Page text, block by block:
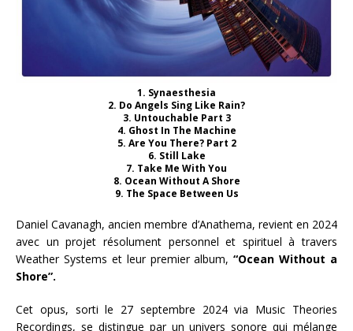
1. Synaesthesia
2. Do Angels Sing Like Rain?
3. Untouchable Part 3
4. Ghost In The Machine
5. Are You There? Part 2
6. Still Lake
7. Take Me With You
8. Ocean Without A Shore
9. The Space Between Us
Daniel Cavanagh, ancien membre d’Anathema, revient en 2024
avec un projet résolument personnel et spirituel à travers
Weather Systems et leur premier album,“Ocean Without a
Shore”.
Cet opus, sorti le 27 septembre 2024 via Music Theories
Recordings, se distingue par un univers sonore qui mélange